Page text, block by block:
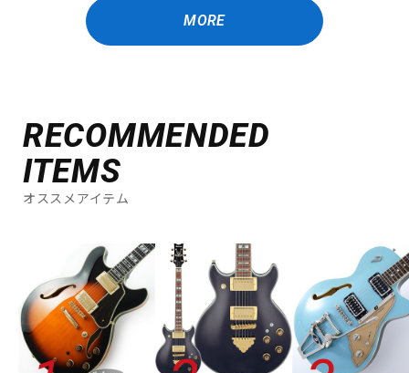
MORE
RECOMMENDED
ITEMS
オススメアイテム